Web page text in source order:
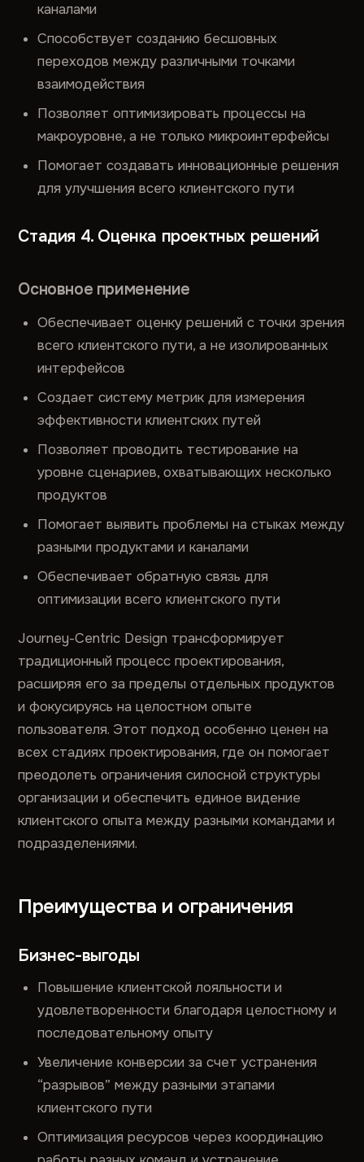
каналами
Способствует созданию бесшовных
переходов между различными точками
взаимодействия
Позволяет оптимизировать процессы на
макроуровне, а не только микроинтерфейсы
Помогает создавать инновационные решения
для улучшения всего клиентского пути
Стадия 4. Оценка проектных решений
Основное применение
Обеспечивает оценку решений с точки зрения
всего клиентского пути, а не изолированных
интерфейсов
Создает систему метрик для измерения
эффективности клиентских путей
Позволяет проводить тестирование на
уровне сценариев, охватывающих несколько
продуктов
Помогает выявить проблемы на стыках между
разными продуктами и каналами
Обеспечивает обратную связь для
оптимизации всего клиентского пути
Journey-Centric Design трансформирует
традиционный процесс проектирования,
расширяя его за пределы отдельных продуктов
и фокусируясь на целостном опыте
пользователя. Этот подход особенно ценен на
всех стадиях проектирования, где он помогает
преодолеть ограничения силосной структуры
организации и обеспечить единое видение
клиентского опыта между разными командами и
подразделениями.
Преимущества и ограничения
Бизнес-выгоды
Повышение клиентской лояльности и
удовлетворенности благодаря целостному и
последовательному опыту
Увеличение конверсии за счет устранения
“разрывов” между разными этапами
клиентского пути
Оптимизация ресурсов через координацию